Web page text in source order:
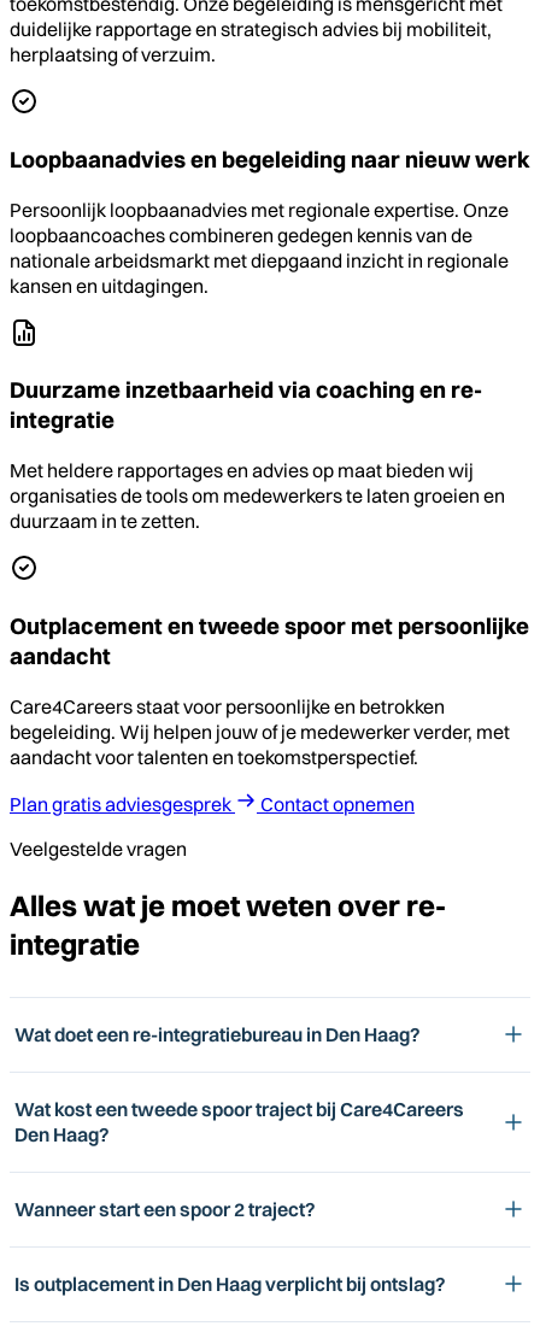
duidelijke rapportage en strategisch advies bij mobiliteit,
herplaatsing of verzuim.
Loopbaanadvies en begeleiding naar nieuw werk
Persoonlijk loopbaanadvies met regionale expertise. Onze
loopbaancoaches combineren gedegen kennis van de
nationale arbeidsmarkt met diepgaand inzicht in regionale
kansen en uitdagingen.
Duurzame inzetbaarheid via coaching en re-
integratie
Met heldere rapportages en advies op maat bieden wij
organisaties de tools om medewerkers te laten groeien en
duurzaam in te zetten.
Outplacement en tweede spoor met persoonlijke
aandacht
Care4Careers staat voor persoonlijke en betrokken
begeleiding. Wij helpen jouw of je medewerker verder, met
aandacht voor talenten en toekomstperspectief.
Plan gratis adviesgesprek
Contact opnemen
Veelgestelde vragen
Alles wat je moet weten over re-
integratie
Wat doet een re-integratiebureau in Den Haag?
Wat kost een tweede spoor traject bij Care4Careers
Den Haag?
Wanneer start een spoor 2 traject?
Is outplacement in Den Haag verplicht bij ontslag?